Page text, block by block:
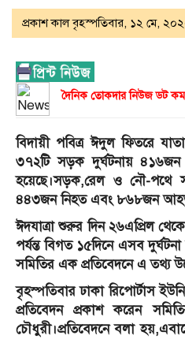
প্রকাশ কাল বৃহস্পতিবার, ১২ মে,
দৈনিক তোকদার নিউজ ডট
বিদায়ী পবিত্র ঈদুল ফিতরে
৩৭২টি সড়ক দুর্ঘটনায়
হয়েছে।সড়ক,রেল ও নৌ-পথে
৪৪৩জন নিহত এবং ৮৬৮জন
ঈদযাত্রা শুরুর দিন ২৬এপ্রিল
পর্যন্ত বিগত ১৫দিনে এসব দুর্ঘটনা
সমিতির এক প্রতিবেদনে এ তথ্য
বৃহস্পতিবার ঢাকা রিপোর্টাস
প্রতিবেদন প্রকাশ করেন
চৌধুরী।প্রতিবেদনে বলা